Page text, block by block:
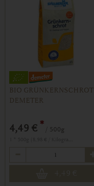
BIO GRÜNKERNSCHROT
DEMETER
4,49 € * / 500g
1 * 500g (8,98 € / Kilogramm)